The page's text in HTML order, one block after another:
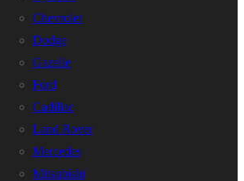
Chevrolet
Dodge
Gazelle
Ford
Cadillac
Land Rover
Mercedes
Mitsubishi